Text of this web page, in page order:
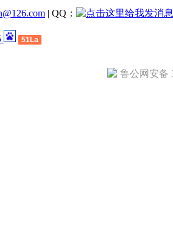
| QQ：
51La
鲁公网安备